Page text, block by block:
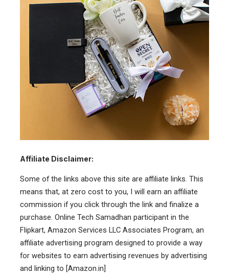
Affiliate Disclaimer:
Some of the links above this site are affiliate links. This
means that, at zero cost to you, I will earn an affiliate
commission if you click through the link and finalize a
purchase. Online Tech Samadhan participant in the
Flipkart, Amazon Services LLC Associates Program, an
affiliate advertising program designed to provide a way
for websites to earn advertising revenues by advertising
and linking to [Amazon.in]